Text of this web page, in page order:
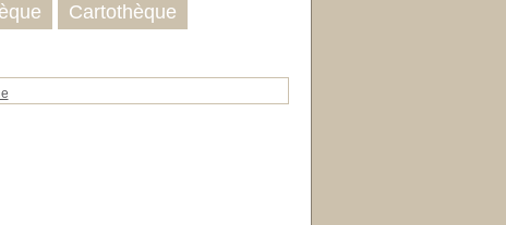
Cartothèque